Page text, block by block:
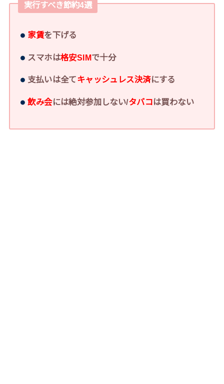
実行すべき節約4選
家賃を下げる
スマホは格安SIMで十分
支払いは全てキャッシュレス決済にする
飲み会には絶対参加しない/タバコは買わない